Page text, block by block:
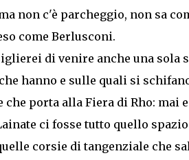
non c'è parcheggio, non sa
come Berlusconi.
di venire anche una sola
hanno e sulle quali si
porta alla Fiera di Rho: mai
ci fosse tutto quello
corsie di tangenziale che